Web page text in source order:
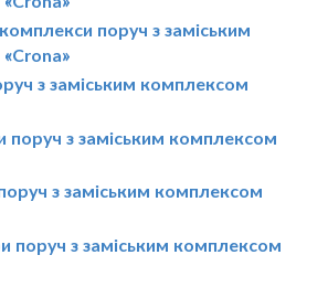
комплекси поруч з заміським
з заміським комплексом
поруч з заміським комплексом
з заміським комплексом
поруч з заміським комплексом